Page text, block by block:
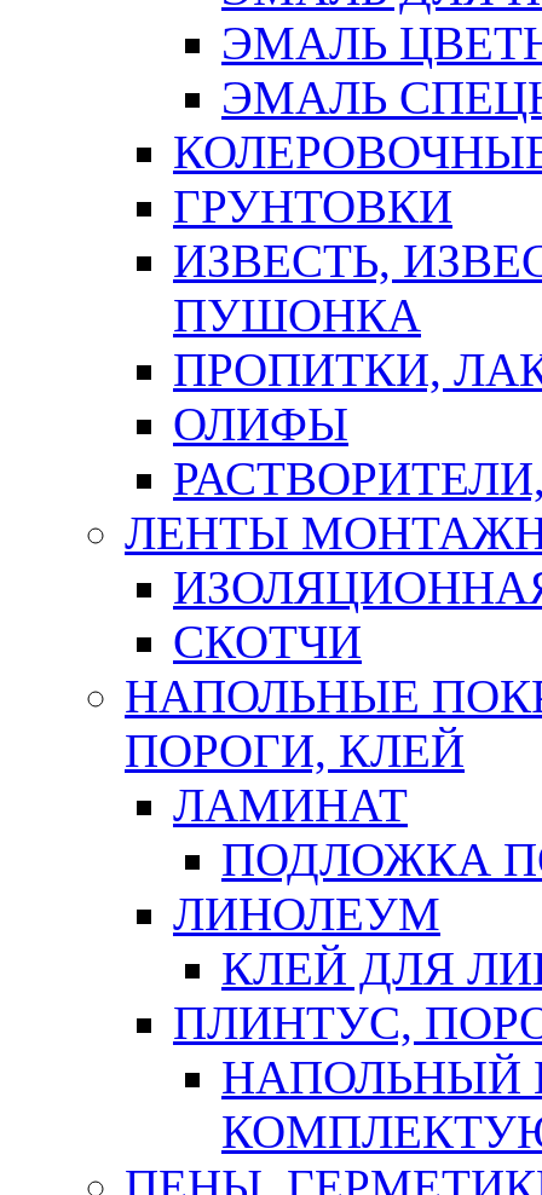
ЭМАЛЬ
ЭМАЛЬ
ГРУНТОВКИ
ИЗВЕСТЬ,
ПУШОНКА
ПРОПИТКИ,
ОЛИФЫ
ЛЕНТЫ
СКОТЧИ
НАПОЛЬНЫЕ
ПОРОГИ, КЛЕЙ
ЛАМИНАТ
ПОДЛОЖКА
ЛИНОЛЕУМ
КЛЕЙ ДЛЯ
ПЛИНТУС,
НАПОЛЬНЫЙ